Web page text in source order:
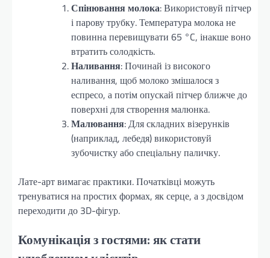
Спінювання молока: Використовуй пітчер
і парову трубку. Температура молока не
повинна перевищувати 65 °C, інакше воно
втратить солодкість.
Наливання: Починай із високого
наливання, щоб молоко змішалося з
еспресо, а потім опускай пітчер ближче до
поверхні для створення малюнка.
Малювання: Для складних візерунків
(наприклад, лебедя) використовуй
зубочистку або спеціальну паличку.
Лате-арт вимагає практики. Початківці можуть
тренуватися на простих формах, як серце, а з досвідом
переходити до 3D-фігур.
Комунікація з гостями: як стати